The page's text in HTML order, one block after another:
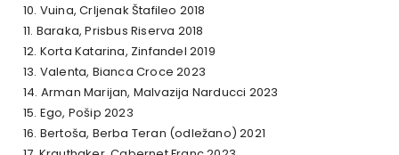
10. Vuina, Crljenak Štafileo 2018
11. Baraka, Prisbus Riserva 2018
12. Korta Katarina, Zinfandel 2019
13. Valenta, Bianca Croce 2023
14. Arman Marijan, Malvazija Narducci 2023
15. Ego, Pošip 2023
16. Bertoša, Berba Teran (odležano) 2021